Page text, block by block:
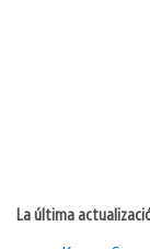
La última